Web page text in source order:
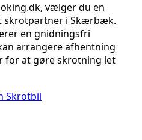
vælger du en
skrotpartner i Skærbæk.
en gnidningsfri
arrangere afhentning
for at gøre skrotning let
Skrotbil